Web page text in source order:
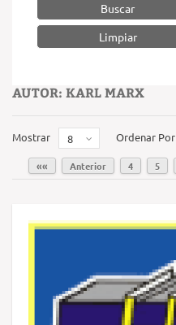
Buscar
AUTOR: KARL MARX
Mostrar 8 Ordenar Por
«« Anterior 4 5